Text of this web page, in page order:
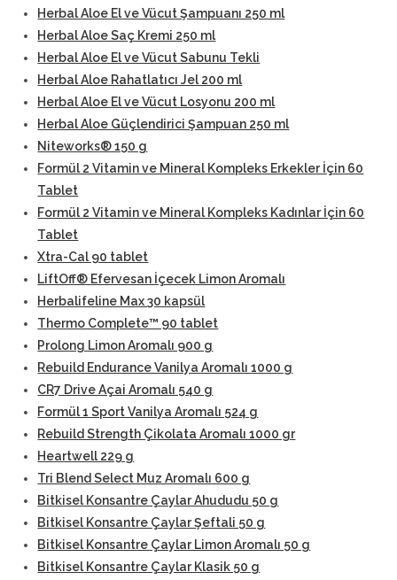
Herbal Aloe El ve Vücut Şampuanı 250 ml
Herbal Aloe Saç Kremi 250 ml
Herbal Aloe El ve Vücut Sabunu Tekli
Herbal Aloe Rahatlatıcı Jel 200 ml
Herbal Aloe El ve Vücut Losyonu 200 ml
Herbal Aloe Güçlendirici Şampuan 250 ml
Niteworks® 150 g
Formül 2 Vitamin ve Mineral Kompleks Erkekler İçin 60
Tablet
Formül 2 Vitamin ve Mineral Kompleks Kadınlar İçin 60
Tablet
Xtra-Cal 90 tablet
LiftOff® Efervesan İçecek Limon Aromalı
Herbalifeline Max 30 kapsül
Thermo Complete™ 90 tablet
Prolong Limon Aromalı 900 g
Rebuild Endurance Vanilya Aromalı 1000 g
CR7 Drive Açai Aromalı 540 g
Formül 1 Sport Vanilya Aromalı 524 g
Rebuild Strength Çikolata Aromalı 1000 gr
Heartwell 229 g
Tri Blend Select Muz Aromalı 600 g
Bitkisel Konsantre Çaylar Ahududu 50 g
Bitkisel Konsantre Çaylar Şeftali 50 g
Bitkisel Konsantre Çaylar Limon Aromalı 50 g
Bitkisel Konsantre Çaylar Klasik 50 g